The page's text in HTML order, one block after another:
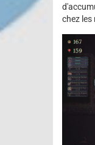
chez